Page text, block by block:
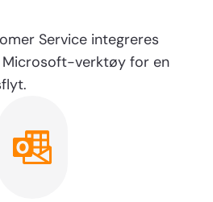
Service integreres
verktøy for en